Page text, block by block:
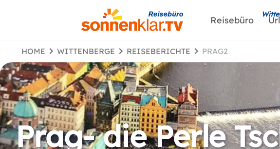
Reisebüro
HOME WITTENBERGE REISEBERICHTE PRAG2
Prag- die Perle